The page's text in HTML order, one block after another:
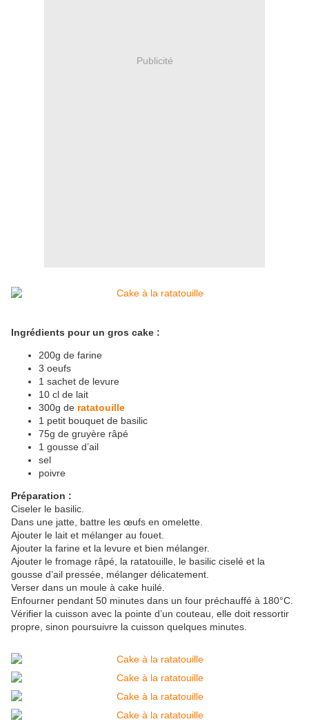
Publicité
Ingrédients pour un gros cake :
200g de farine
3 oeufs
1 sachet de levure
10 cl de lait
300g de ratatouille
1 petit bouquet de basilic
75g de gruyère râpé
1 gousse d’ail
sel
poivre
Préparation :
Ciseler le basilic.
Dans une jatte, battre les œufs en omelette.
Ajouter le lait et mélanger au fouet.
Ajouter la farine et la levure et bien mélanger.
Ajouter le fromage râpé, la ratatouille, le basilic ciselé et la
gousse d’ail pressée, mélanger délicatement.
Verser dans un moule à cake huilé.
Enfourner pendant 50 minutes dans un four préchauffé à 180°C.
Vérifier la cuisson avec la pointe d’un couteau, elle doit ressortir
propre, sinon poursuivre la cuisson quelques minutes.